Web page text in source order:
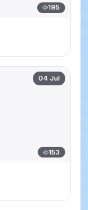
195
04 Jul
153